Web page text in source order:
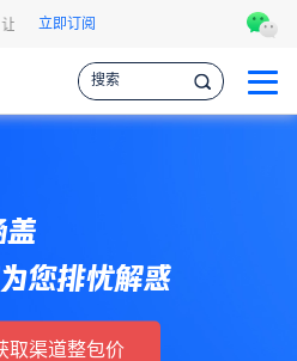
您掌握各种情报，作出更明智的供应链决策
立即订阅
盖
您排忧解惑
取渠道整包价